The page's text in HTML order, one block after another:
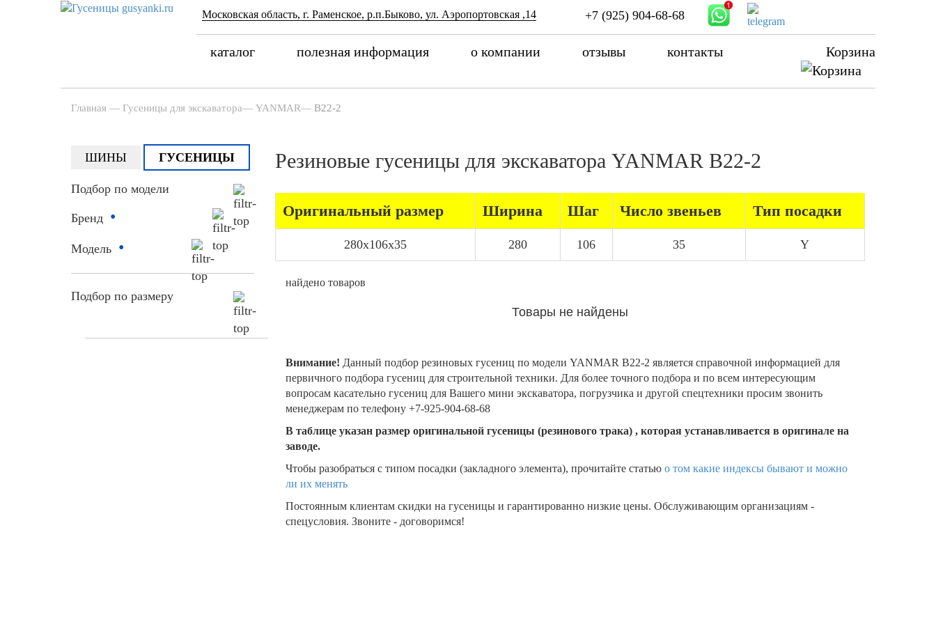
Московская область, г. Раменское, р.п.Быково, ул. Аэропортовская ,14 +7 (925) 904-68-68
каталог полезная информация о компании отзывы контакты Корзина
Главная — Гусеницы для экскаватора— YANMAR— B22-2
ШИНЫ ГУСЕНИЦЫ
Подбор по модели
Бренд •
Модель •
Подбор по размеру
Резиновые гусеницы для экскаватора YANMAR B22-2
Оригинальный размер Ширина Шаг Число звеньев Тип посадки
280x106x35 280 106 35 Y
найдено товаров
Товары не найдены
Внимание! Данный подбор резиновых гусениц по модели YANMAR B22-2 является справочной информацией для
первичного подбора гусениц для строительной техники. Для более точного подбора и по всем интересующим
вопросам касательно гусениц для Вашего мини экскаватора, погрузчика и другой спецтехники просим звонить
менеджерам по телефону +7-925-904-68-68
В таблице указан размер оригинальной гусеницы (резинового трака) , которая устанавливается в оригинале на
заводе.
Чтобы разобраться с типом посадки (закладного элемента), прочитайте статью о том какие индексы бывают и можно
ли их менять
Постоянным клиентам скидки на гусеницы и гарантированно низкие цены. Обслуживающим организациям -
спецусловия. Звоните - договоримся!